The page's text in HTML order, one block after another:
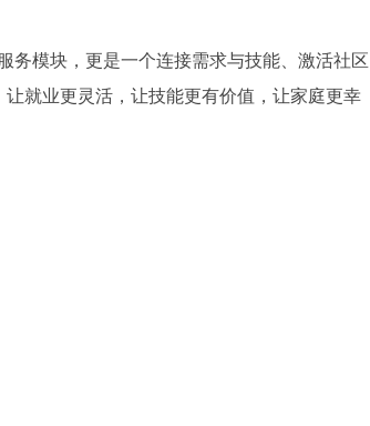
务模块，更是一个连接需求与技能、激活社区
就业更灵活，让技能更有价值，让家庭更幸